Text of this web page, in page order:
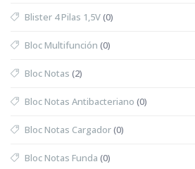
Blister 4 Pilas 1,5V(0)
Bloc Multifunción (0)
Bloc Notas (2)
Bloc Notas Antibacteriano (0)
Bloc Notas Cargador(0)
Bloc Notas Funda (0)